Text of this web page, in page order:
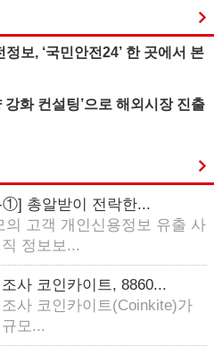
보, ‘국민안전24’ 한 곳에서 본
화 컨설팅’으로 해외시장 진출
①] 총알받이 전락한...
의 고객 개인신용정보 유출 사
정보보...
사 코인카이트, 8860...
사 코인카이트(Coinkite)가
모...